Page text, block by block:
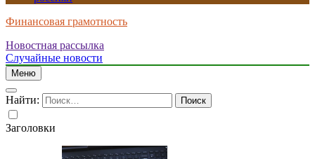
Финансовая грамотность
Новостная рассылка
Случайные новости
Меню
Найти:
Заголовки